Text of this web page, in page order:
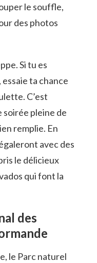
le souffle,
des photos
Si tu es
ta chance
C’est
soirée pleine de
remplie. En
avec des
le délicieux
qui font la
des
le Parc naturel